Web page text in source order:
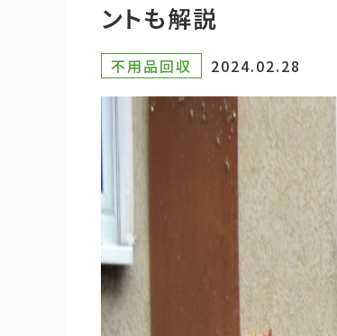
ントも解説
不用品回収 2024.02.28